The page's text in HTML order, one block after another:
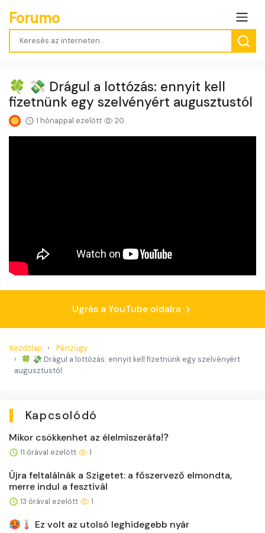
Forumo
🍀 💸 Drágul a lottózás: ennyit kell
fizetnünk egy szelvényért augusztustól
1 hónappal ezelőtt 20
Ugrás a YouTube oldalra
Kezdőlap
Pénzügy
🍀 💸 Drágul a lottózás: ennyit kell fizetnünk egy szelvényért
augusztustól
Kapcsolódó
Mikor csökkenhet az élelmiszeráfa⁉️
11 órával ezelőtt 1
Újra feltalálnák a Szigetet: a főszervező elmondta,
merre indul a fesztivál
13 órával ezelőtt 1
🥵🌡️ Ez volt az utolsó leghidegebb nyár